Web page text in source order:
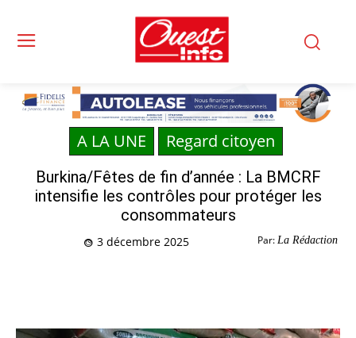
A LA UNE Regard citoyen
Burkina/Fêtes de fin d’année : La BMCRF
intensifie les contrôles pour protéger les
consommateurs
Par: La Rédaction
3 décembre 2025